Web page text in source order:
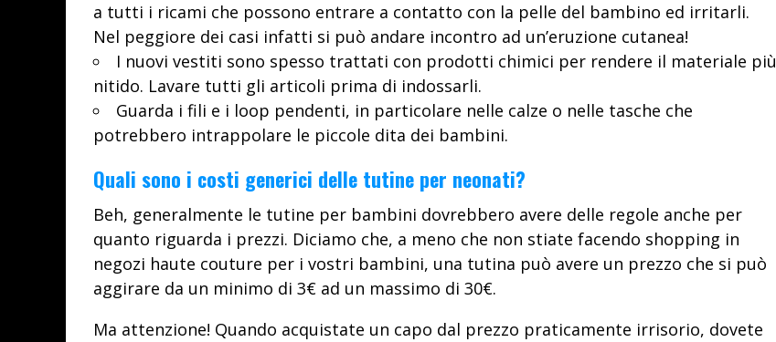
a tutti i ricami che possono entrare a contatto con la pelle del bambino ed irritarli.
Nel peggiore dei casi infatti si può andare incontro ad un’eruzione cutanea!
I nuovi vestiti sono spesso trattati con prodotti chimici per rendere il materiale più
nitido. Lavare tutti gli articoli prima di indossarli.
Guarda i fili e i loop pendenti, in particolare nelle calze o nelle tasche che
potrebbero intrappolare le piccole dita dei bambini.
Quali sono i costi generici delle tutine per neonati?
Beh, generalmente le tutine per bambini dovrebbero avere delle regole anche per
quanto riguarda i prezzi. Diciamo che, a meno che non stiate facendo shopping in
negozi haute couture per i vostri bambini, una tutina può avere un prezzo che si può
aggirare da un minimo di 3€ ad un massimo di 30€.
Ma attenzione! Quando acquistate un capo dal prezzo praticamente irrisorio, dovete